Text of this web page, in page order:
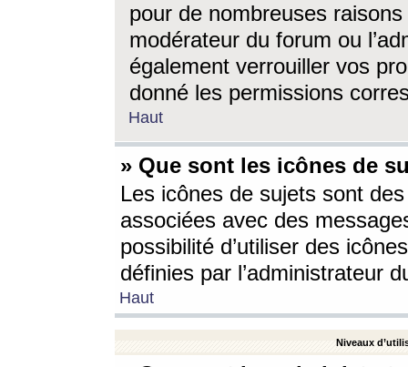
pour de nombreuses
modérateur du forum ou
également verrouiller vos
donné les permissions
Haut
» Que sont les icônes de
Les icônes de sujets sont
associées avec des
possibilité d’utiliser des
définies par l’administrateur
Haut
Niveaux